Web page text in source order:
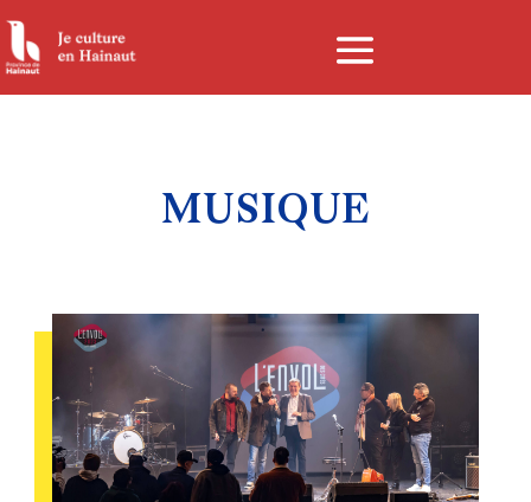
Panneau de gestion des cookies
MUSIQUE